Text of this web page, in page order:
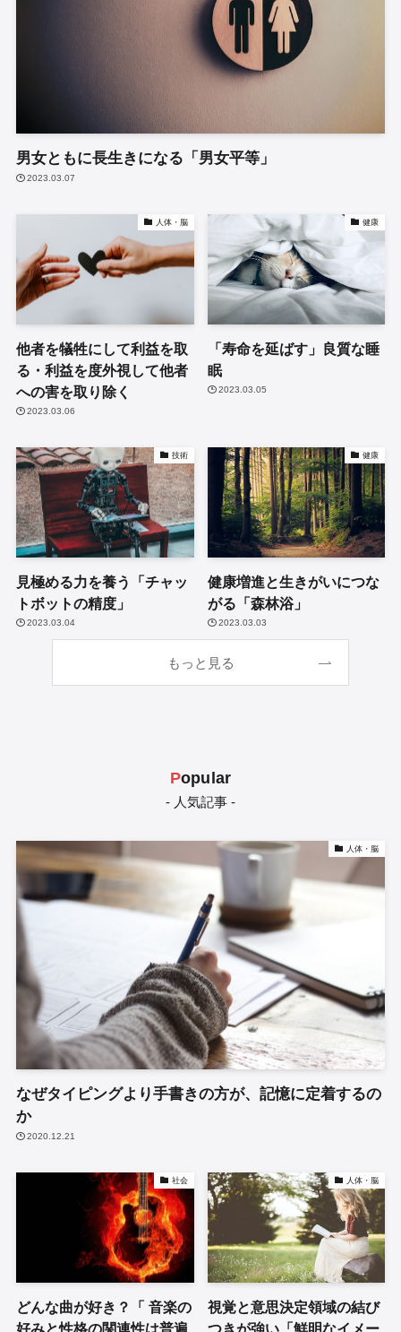
男女ともに長生きになる「男女平等」
2023.03.07
人体・脳
他者を犠牲にして利益を取
る・利益を度外視して他者
への害を取り除く
2023.03.06
健康
「寿命を延ばす」良質な睡
眠
2023.03.05
技術
見極める力を養う「チャッ
トボットの精度」
2023.03.04
健康
健康増進と生きがいにつな
がる「森林浴」
2023.03.03
もっと見る
Popular
- 人気記事 -
人体・脳
なぜタイピングより手書きの方が、記憶に定着するの
か
2020.12.21
社会
どんな曲が好き？「 音楽の
好みと性格の関連性は普遍
人体・脳
視覚と意思決定領域の結び
つきが強い「鮮明なイメー